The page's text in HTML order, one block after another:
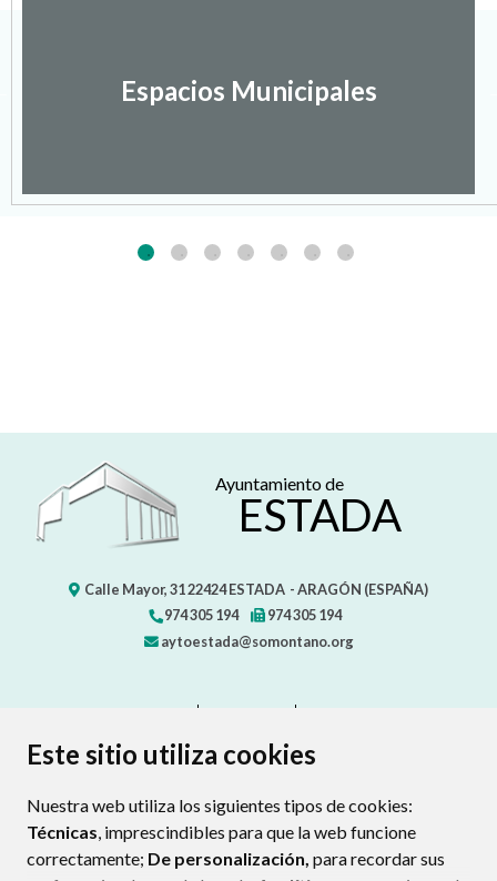
Este sitio utiliza cookies
Nuestra web utiliza los siguientes tipos de cookies:
Técnicas, imprescindibles para que la web funcione
correctamente; De personalización, para recordar sus
Espacios Municipales
Ayuntamiento de
ESTADA
Calle Mayor, 3122424ESTADA - ARAGÓN (ESPAÑA)
974 305 194
974 305 194
aytoestada@somontano.org
PROTECCIÓN DE DATOS
POLÍTICA DE COOKIES